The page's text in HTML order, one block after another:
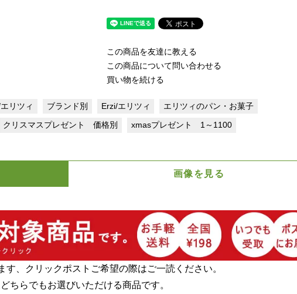
この商品を友達に教える
この商品について問い合わせる
買い物を続ける
リツィ ブランド別 Erzi/エリツィ エリツィのパン・お菓子
クリスマスプレゼント 価格別 xmasプレゼント 1～1100
画像を見る
、クリックポストご希望の際はご一読ください。
ちらでもお選びいただける商品です。